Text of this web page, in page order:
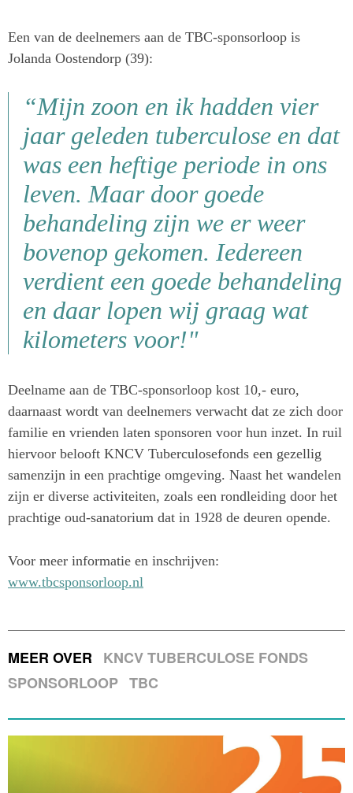
Een van de deelnemers aan de TBC-sponsorloop is
Jolanda Oostendorp (39):
“Mijn zoon en ik hadden vier
jaar geleden tuberculose en dat
was een heftige periode in ons
leven. Maar door goede
behandeling zijn we er weer
bovenop gekomen. Iedereen
verdient een goede behandeling
en daar lopen wij graag wat
kilometers voor!"
Deelname aan de TBC-sponsorloop kost 10,- euro,
daarnaast wordt van deelnemers verwacht dat ze zich door
familie en vrienden laten sponsoren voor hun inzet. In ruil
hiervoor belooft KNCV Tuberculosefonds een gezellig
samenzijn in een prachtige omgeving. Naast het wandelen
zijn er diverse activiteiten, zoals een rondleiding door het
prachtige oud-sanatorium dat in 1928 de deuren opende.
Voor meer informatie en inschrijven:
www.tbcsponsorloop.nl
MEER OVER KNCV TUBERCULOSE FONDS
SPONSORLOOP TBC